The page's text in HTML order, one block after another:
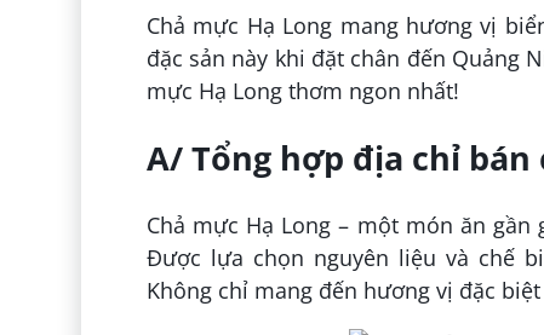
Chả mực Hạ Long mang hương vị
đặc sản này khi đặt chân đến Quảng
mực Hạ Long thơm ngon nhất!
A/ Tổng hợp địa chỉ
Chả mực Hạ Long – một món ăn
Được lựa chọn nguyên liệu và chế
Không chỉ mang đến hương vị đặc